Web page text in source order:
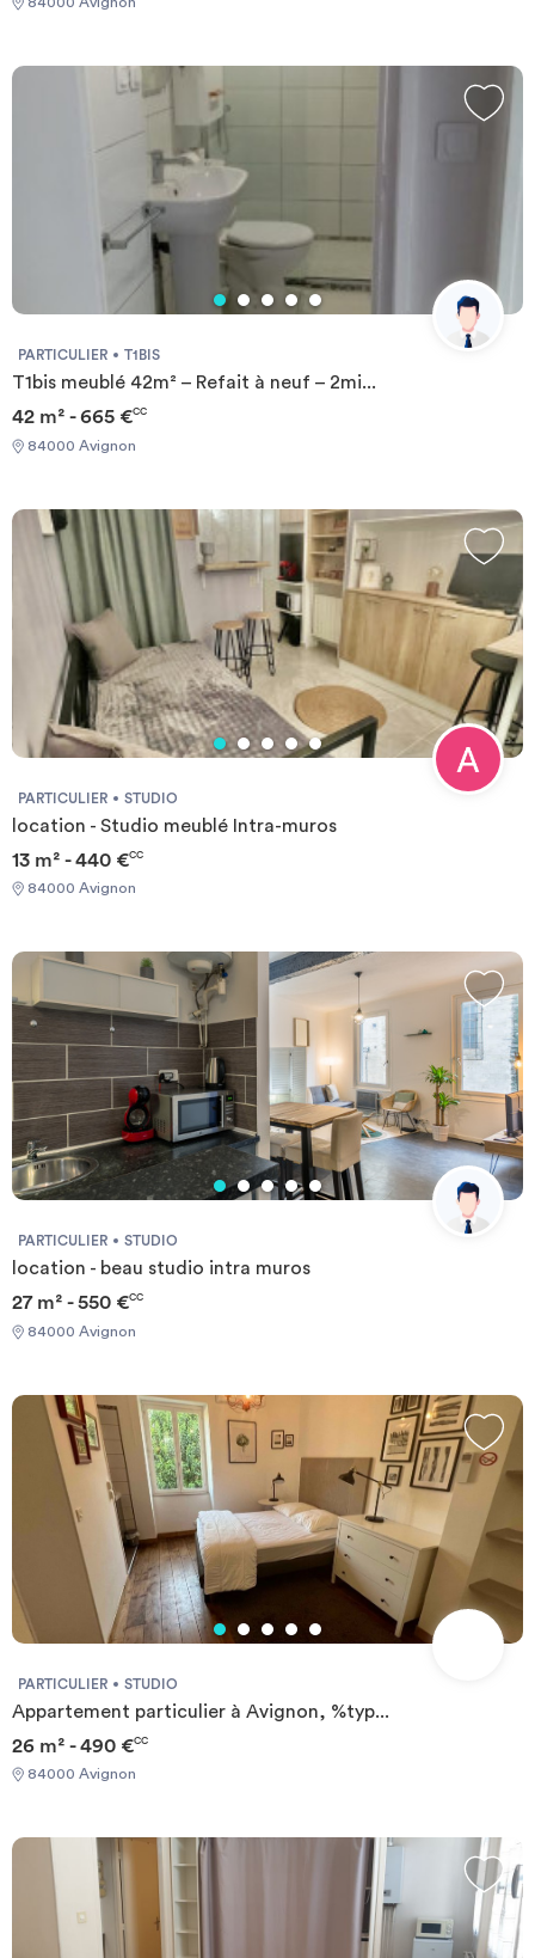
PARTICULIER T1BIS
T1bis meublé 42m² – Refait à neuf – 2mi...
42 m² - 665 €CC
84000 Avignon
PARTICULIER STUDIO
location - Studio meublé Intra-muros
13 m² - 440 €CC
84000 Avignon
PARTICULIER STUDIO
location - beau studio intra muros
27 m² - 550 €CC
84000 Avignon
PARTICULIER STUDIO
Appartement particulier à Avignon, %typ...
26 m² - 490 €CC
84000 Avignon